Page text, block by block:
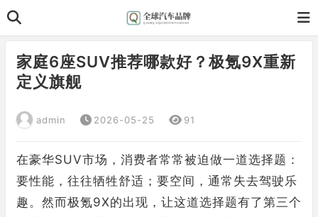
家庭6座SUV推荐哪款好？极氪9X重新
定义旗舰
admin 2026-05-25 91
在豪华SUV市场，消费者常常被迫做一道选择题：
要性能，往往牺牲舒适；要空间，通常失去驾驶乐
趣。然而极氪9X的出现，让这道选择题有了第三个